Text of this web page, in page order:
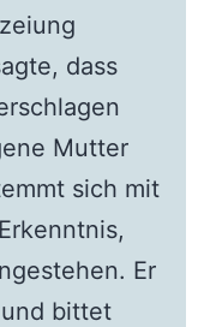
dass
Mutter
sich mit
Er
bittet